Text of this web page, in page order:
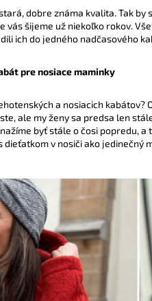
dobre známa kvalita. Tak
vás šijeme už niekoľko rokov.
ich do jedného nadčasového
pre nosiace maminky
a nosiacich kabátov?
ale my ženy sa predsa len
byť stále o čosi popredu,
dieťatkom v nosiči ako jedinečný
NUDE